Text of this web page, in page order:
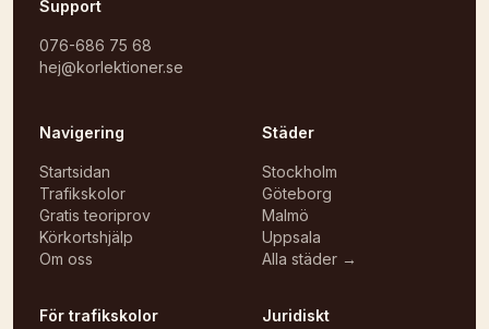
Support
076-686 75 68
hej@korlektioner.se
Navigering
Startsidan
Trafikskolor
Gratis teoriprov
Körkortshjälp
Om oss
Städer
Stockholm
Göteborg
Malmö
Uppsala
Alla städer →
För trafikskolor Juridiskt